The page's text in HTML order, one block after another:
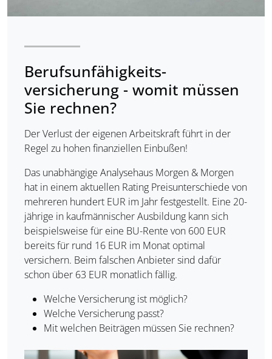
Berufsunfähigkeits­
versicherung - womit müssen
Sie rechnen?
Der Verlust der eigenen Arbeitskraft führt in der
Regel zu hohen finanziellen Einbußen!
Das unabhängige Analysehaus Morgen & Morgen
hat in einem aktuellen Rating Preisunterschiede von
mehreren hundert EUR im Jahr festgestellt. Eine 20-
jährige in kaufmännischer Ausbildung kann sich
beispielsweise für eine BU-Rente von 600 EUR
bereits für rund 16 EUR im Monat optimal
versichern. Beim falschen Anbieter sind dafür
schon über 63 EUR monatlich fällig.
Welche Versicherung ist möglich?
Welche Versicherung passt?
Mit welchen Beiträgen müssen Sie rechnen?